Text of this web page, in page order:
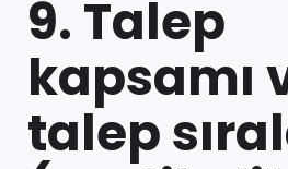
9. Talep
kapsamı
talep